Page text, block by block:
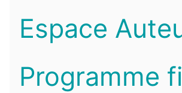
Espace
Programme